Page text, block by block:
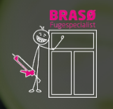
hovedindhold